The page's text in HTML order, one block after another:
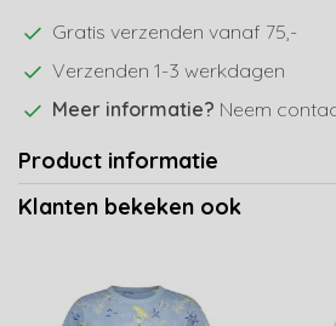
Gratis verzenden vanaf 75,-
Verzenden 1-3 werkdagen
Meer informatie? Neem
Product informatie
Klanten bekeken ook